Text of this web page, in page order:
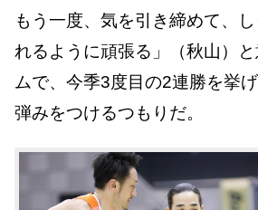
もう一度、気を引き締めて、
れるように頑張る」（秋山）
ムで、今季3度目の2連勝を挙
弾みをつけるつもりだ。